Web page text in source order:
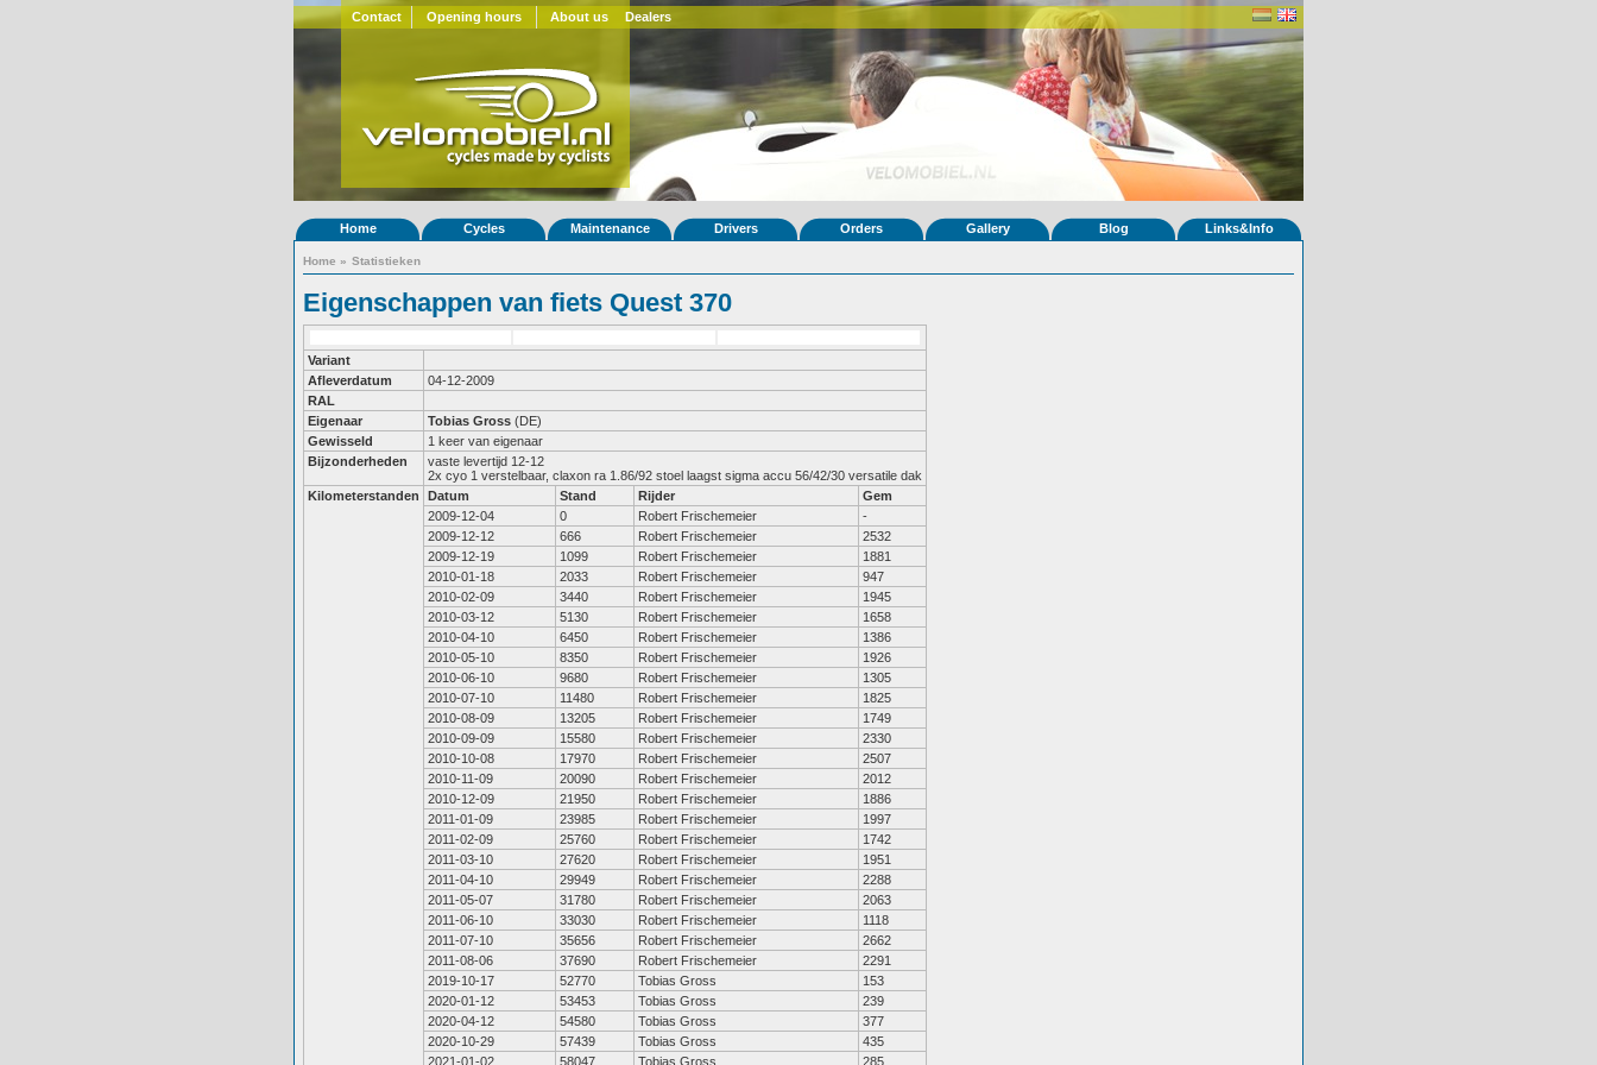
Contact Opening hours About us Dealers
Home Cycles Maintenance Drivers Orders Gallery Blog Links&Info
Home » Statistieken
Eigenschappen van fiets Quest 370
Variant
Afleverdatum
04-12-2009
RAL
Eigenaar
Tobias Gross (DE)
Gewisseld
1 keer van eigenaar
Bijzonderheden
vaste levertijd 12-12
2x cyo 1 verstelbaar, claxon ra 1.86/92 stoel laagst sigma accu 56/42/30 versatile dak
Kilometerstanden
Datum Stand Rijder
Gem
2009-12-04
0 Robert Frischemeier
-
2009-12-12
666 Robert Frischemeier
2532
2009-12-19
1099 Robert Frischemeier
1881
2010-01-18
2033 Robert Frischemeier
947
2010-02-09
3440 Robert Frischemeier
1945
2010-03-12
5130 Robert Frischemeier
1658
2010-04-10
6450 Robert Frischemeier
1386
2010-05-10
8350 Robert Frischemeier
1926
2010-06-10
9680 Robert Frischemeier
1305
2010-07-10
11480 Robert Frischemeier
1825
2010-08-09
13205 Robert Frischemeier
1749
2010-09-09
15580 Robert Frischemeier
2330
2010-10-08
17970 Robert Frischemeier
2507
2010-11-09
20090 Robert Frischemeier
2012
2010-12-09
21950 Robert Frischemeier
1886
2011-01-09
23985 Robert Frischemeier
1997
2011-02-09
25760 Robert Frischemeier
1742
2011-03-10
27620 Robert Frischemeier
1951
2011-04-10
29949 Robert Frischemeier
2288
2011-05-07
31780 Robert Frischemeier
2063
2011-06-10
33030 Robert Frischemeier
1118
2011-07-10
35656 Robert Frischemeier
2662
2011-08-06
37690 Robert Frischemeier
2291
2019-10-17
52770 Tobias Gross
153
2020-01-12
53453 Tobias Gross
239
2020-04-12
54580 Tobias Gross
377
2020-10-29
57439 Tobias Gross
435
2021-01-02
58047 Tobias Gross 285